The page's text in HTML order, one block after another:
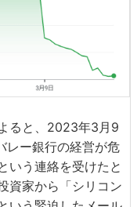
ると、2023年3月9
レー銀行の経営が危
いう連絡を受けたと
資家から「シリコン